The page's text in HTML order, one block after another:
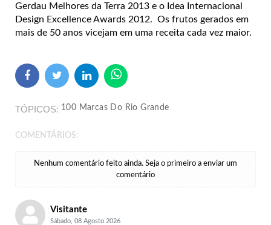
Gerdau Melhores da Terra 2013 e o Idea Internacional
Design Excellence Awards 2012. Os frutos gerados em
mais de 50 anos vicejam em uma receita cada vez maior.
TÓPICOS 100 Marcas Do Rio Grande
COMENTÁRIOS:
Nenhum comentário feito ainda. Seja o primeiro a enviar um
comentário
Visitante
Sábado, 08 Agosto 2026